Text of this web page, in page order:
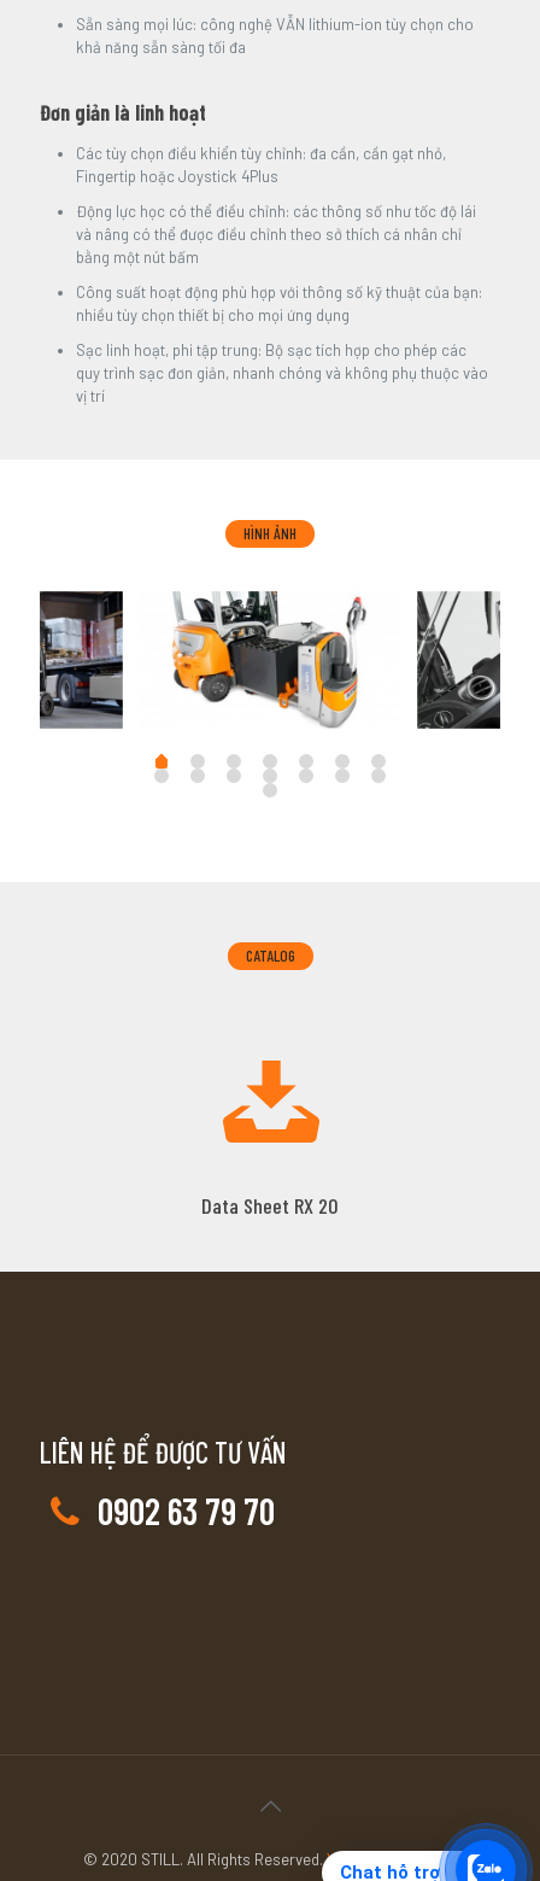
Sẵn sàng mọi lúc: công nghệ VẪN lithium-ion tùy chọn cho
khả năng sẵn sàng tối đa
Đơn giản là linh hoạt
Các tùy chọn điều khiển tùy chỉnh: đa cần, cần gạt nhỏ,
Fingertip hoặc Joystick 4Plus
Động lực học có thể điều chỉnh: các thông số như tốc độ lái
và nâng có thể được điều chỉnh theo sở thích cá nhân chỉ
bằng một nút bấm
Công suất hoạt động phù hợp với thông số kỹ thuật của bạn:
nhiều tùy chọn thiết bị cho mọi ứng dụng
Sạc linh hoạt, phi tập trung: Bộ sạc tích hợp cho phép các
quy trình sạc đơn giản, nhanh chóng và không phụ thuộc vào
vị trí
HÌNH ẢNH
CATALOG
Data Sheet RX 20
LIÊN HỆ ĐỂ ĐƯỢC TƯ VẤN
0902 63 79 70
© 2020 STILL. All Rights Reserved.YouTube Facebook
Chat hỗ trợ